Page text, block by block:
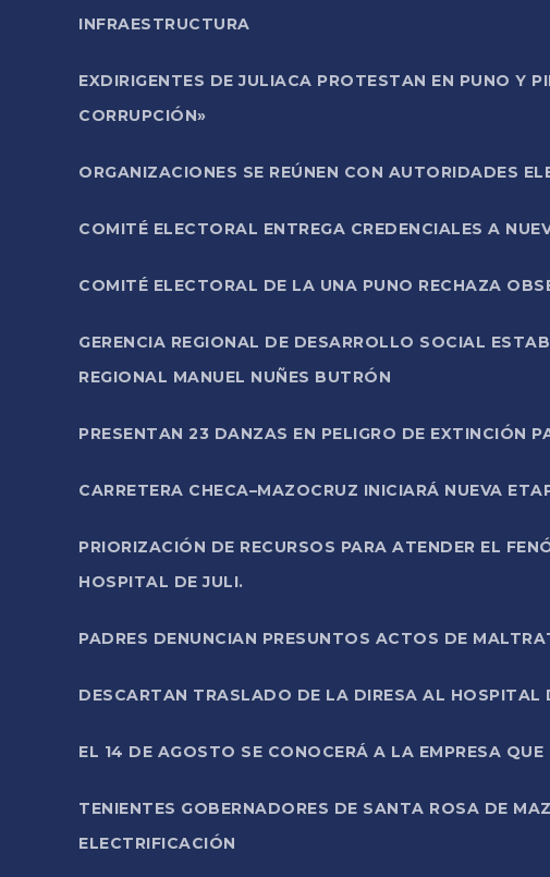
INFRAESTRUCTURA
EXDIRIGENTES DE JULIACA PROTESTAN EN PUNO Y
CORRUPCIÓN»
ORGANIZACIONES SE REÚNEN CON AUTORIDADES
COMITÉ ELECTORAL ENTREGA CREDENCIALES A
COMITÉ ELECTORAL DE LA UNA PUNO RECHAZA
GERENCIA REGIONAL DE DESARROLLO SOCIAL
REGIONAL MANUEL NUÑES BUTRÓN
PRESENTAN 23 DANZAS EN PELIGRO DE EXTINCIÓN
CARRETERA CHECA–MAZOCRUZ INICIARÁ NUEVA
PRIORIZACIÓN DE RECURSOS PARA ATENDER EL
HOSPITAL DE JULI.
PADRES DENUNCIAN PRESUNTOS ACTOS DE
DESCARTAN TRASLADO DE LA DIRESA AL HOSPITAL
EL 14 DE AGOSTO SE CONOCERÁ A LA EMPRESA
TENIENTES GOBERNADORES DE SANTA ROSA DE
ELECTRIFICACIÓN